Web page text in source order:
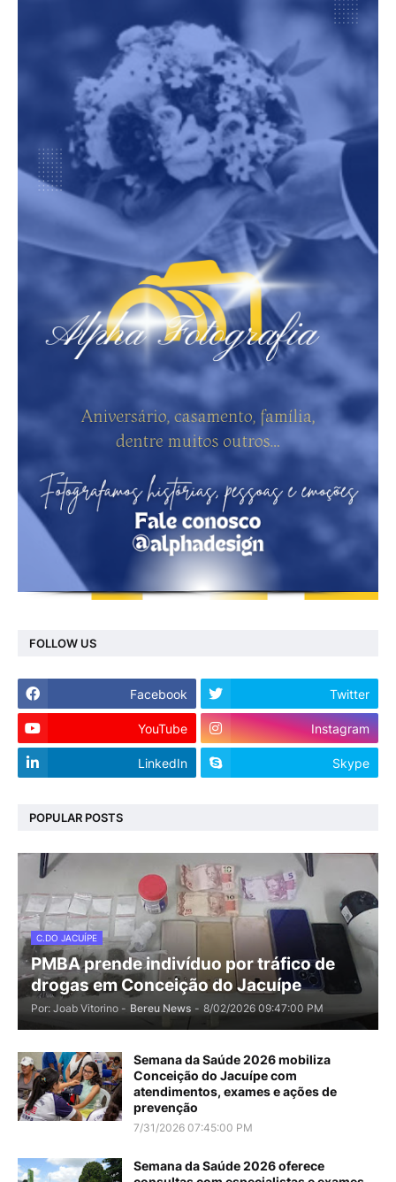
FOLLOW US
Facebook Twitter
YouTube Instagram
LinkedIn Skype
POPULAR POSTS
C.DO JACUÍPE
PMBA prende indivíduo por tráfico de
drogas em Conceição do Jacuípe
Por: Joab Vitorino - Bereu News - 8/02/2026 09:47:00 PM
Semana da Saúde 2026 mobiliza
Conceição do Jacuípe com
atendimentos, exames e ações de
prevenção
7/31/2026 07:45:00 PM
Semana da Saúde 2026 oferece